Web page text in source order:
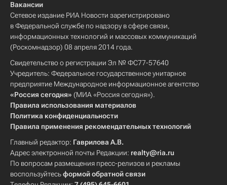
Вакансии
Сетевое издание РИА Новости зарегистрировано
в Федеральной службе по надзору в сфере связи,
информационных технологий и массовых коммуникаций
(Роскомнадзор) 08 апреля 2014 года.
Свидетельство о регистрации Эл № ФС77-57640
Учредитель: Федеральное государственное унитарное
предприятие Международное информационное агентство
«Россия сегодня» (МИА «Россия сегодня»).
Правила использования материалов
Политика конфиденциальности
Правила применения рекомендательных технологий
Главный редактор: Гаврилова А.В.
Адрес электронной почты Редакции: realty@ria.ru
По вопросам размещения пресс-релизов и рекламы
воспользуйтесьформой обратной связи